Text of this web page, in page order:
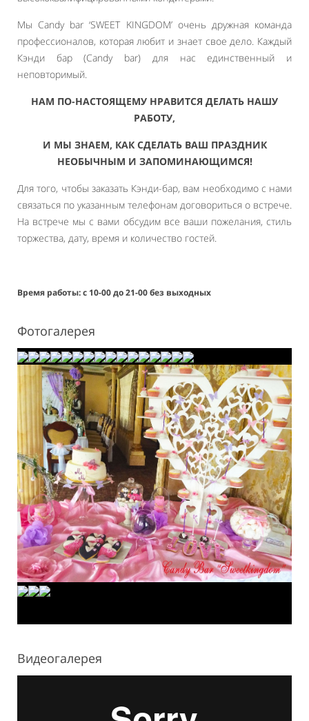
Мы Candy bar ‘SWEET KINGDOM’ очень дружная команда
профессионалов, которая любит и знает свое дело. Каждый
Кэнди бар (Candy bar) для нас единственный и
неповторимый.
НАМ ПО-НАСТОЯЩЕМУ НРАВИТСЯ ДЕЛАТЬ НАШУ
РАБОТУ,
И МЫ ЗНАЕМ, КАК СДЕЛАТЬ ВАШ ПРАЗДНИК
НЕОБЫЧНЫМ И ЗАПОМИНАЮЩИМСЯ!
Для того, чтобы заказать Кэнди-бар, вам необходимо с нами
связаться по указанным телефонам договориться о встрече.
На встрече мы с вами обсудим все ваши пожелания, стиль
торжества, дату, время и количество гостей.
Время работы: с 10-00 до 21-00 без выходных
Фотогалерея
Видеогалерея